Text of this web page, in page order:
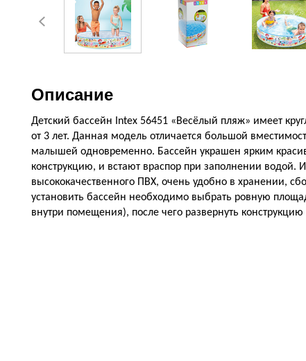
Описание
Детский бассейн Intex 56451 «Весёлый пляж» имеет
от 3 лет. Данная модель отличается большой
малышей одновременно. Бассейн украшен ярким
конструкцию, и встают враспор при заполнении водой.
высококачественного ПВХ, очень удобно в хранении,
установить бассейн необходимо выбрать ровную
внутри помещения), после чего развернуть